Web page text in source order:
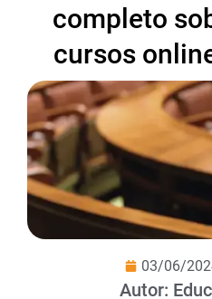
completo
cursos
03/06/
Autor: